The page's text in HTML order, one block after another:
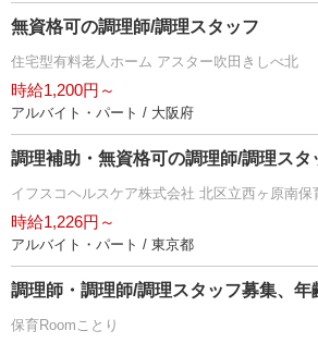
無資格可の調理師/調理スタッフ
住宅型有料老人ホーム アスター吹田きしべ北
時給1,200円～
アルバイト・パート / 大阪府
調理補助・無資格可の調理師/調理スタ
イフスコヘルスケア株式会社 北区立西ヶ原南保
時給1,226円～
アルバイト・パート / 東京都
調理師・調理師/調理スタッフ募集、年
保育Roomことり